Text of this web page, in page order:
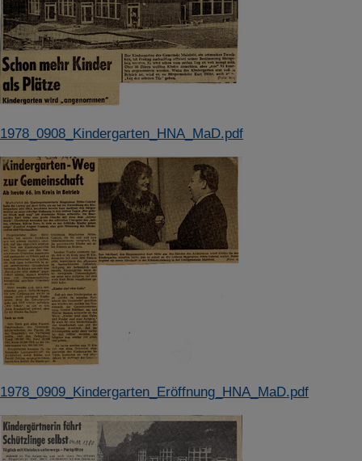
1978_0908_Kindergarten_HNA_MaD.pdf
1978_0909_Kindergarten_Eröffnung_HNA_MaD.pdf
SPEICHERN
Details anzeigen